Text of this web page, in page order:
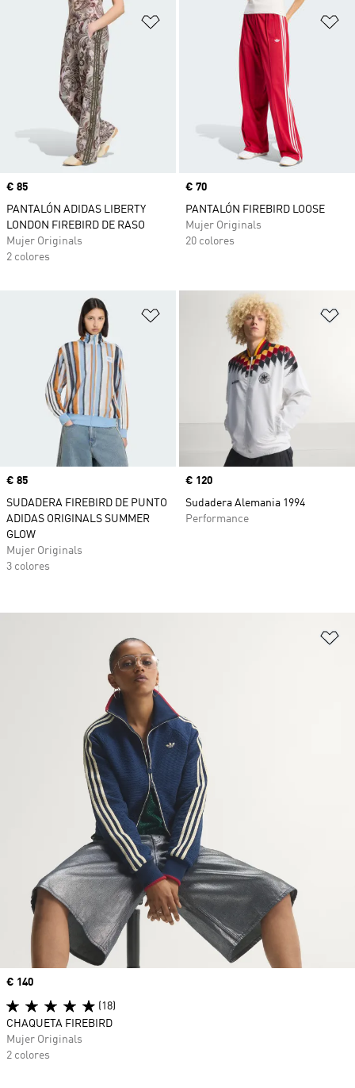
Añadir a la lista de deseos
Precio
€ 85
PANTALÓN ADIDAS LIBERTY
LONDON FIREBIRD DE RASO
Mujer Originals
2 colores
Precio
€ 70
PANTALÓN FIREBIRD LOOSE
Mujer Originals
20 colores
Añadir a la lista de deseos
Precio
€ 85
SUDADERA FIREBIRD DE PUNTO
ADIDAS ORIGINALS SUMMER
GLOW
Mujer Originals
3 colores
Precio
€ 120
Sudadera Alemania 1994
Performance
Precio
€ 140
(18)
CHAQUETA FIREBIRD
Mujer Originals
2 colores